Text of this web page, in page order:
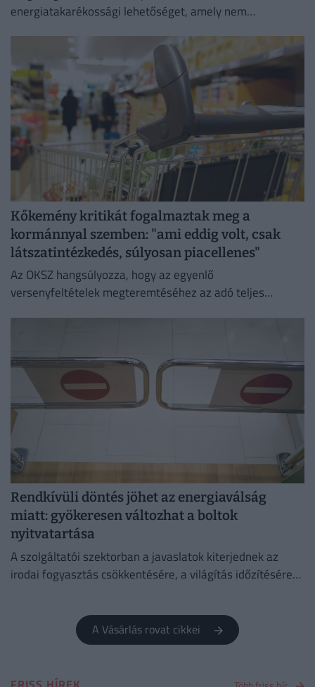
energiatakarékossági lehetőséget, amely nem
zökkenőmentes kiszolgálását.
Kőkemény kritikát fogalmaztak meg a
kormánnyal szemben: "ami eddig volt, csak
látszatintézkedés, súlyosan piacellenes"
Az OKSZ hangsúlyozza, hogy az egyenlő
versenyfeltételek megteremtéséhez az adó teljes
Rendkívüli döntés jöhet az energiaválság
miatt: gyökeresen változhat a boltok
nyitvatartása
A szolgáltatói szektorban a javaslatok kiterjednek az
irodai fogyasztás csökkentésére, a világítás időzítésére
A Vásárlás rovat cikkei